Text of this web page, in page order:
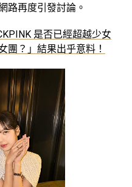
路再度引發討論。
是否已經超越少女
團？」結果出乎意料！